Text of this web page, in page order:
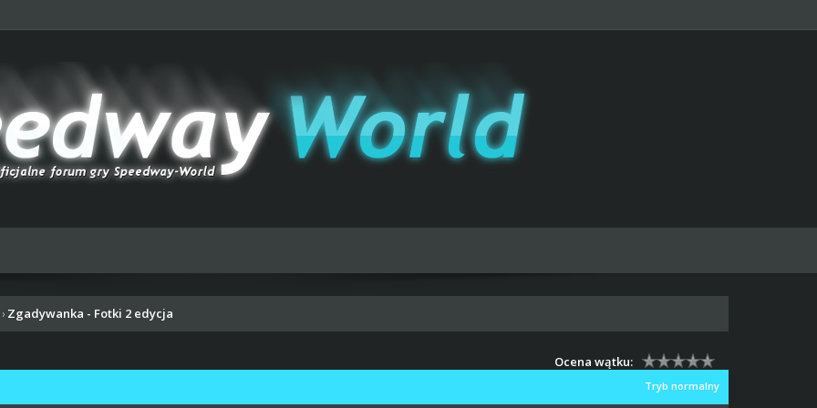
› Zgadywanka - Fotki 2 edycja
Ocena wątku:
Tryb normalny